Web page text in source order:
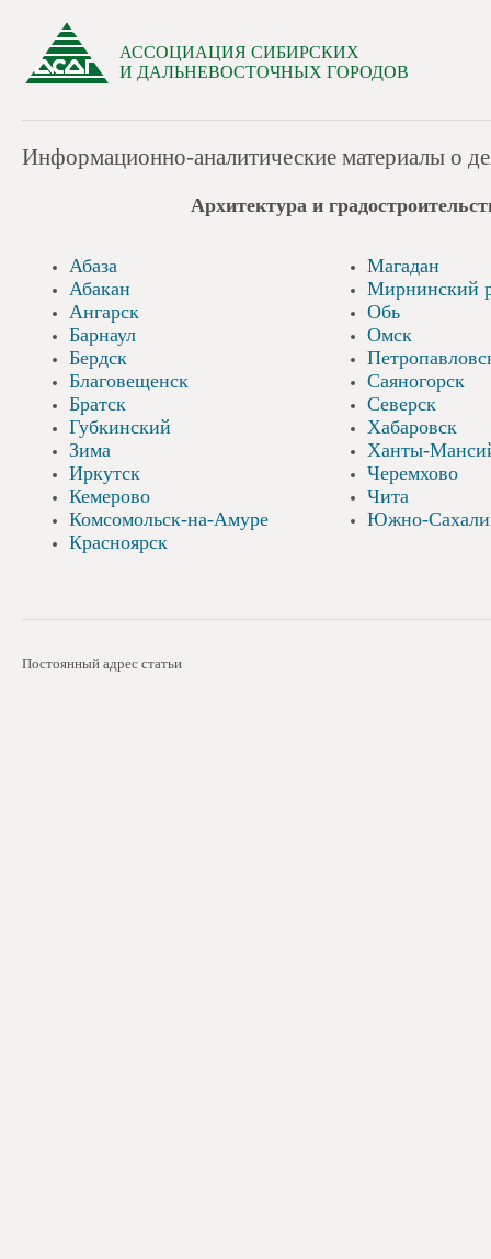
АССОЦИАЦИЯ СИБИРСКИХ
И ДАЛЬНЕВОСТОЧНЫХ ГОРОДОВ
Информационно-аналитические материалы о
Архитектура и
Абаза
Абакан
Ангарск
Барнаул
Бердск
Благовещенск
Братск
Губкинский
Зима
Иркутск
Кемерово
Комсомольск-на-Амуре
Красноярск
Магадан
Мирнинский
Обь
Омск
Саяногорск
Северск
Хабаровск
Ханты-
Черемхово
Чита
Южно-
Постоянный адрес статьи